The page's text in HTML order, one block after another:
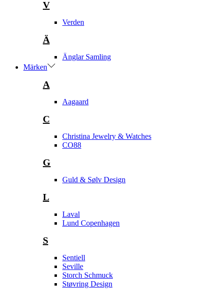
V
Verden
Ä
Änglar Samling
Märken
A
Aagaard
C
Christina Jewelry & Watches
CO88
G
Guld & Sølv Design
L
Laval
Lund Copenhagen
S
Sentiell
Seville
Storch Schmuck
Støvring Design